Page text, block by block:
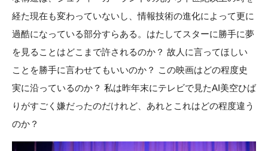
経た現在も変わっていないし、情報技術の進化によって更に
過酷になっている部分すらある。はたしてスターに勝手に夢
を見ることはどこまで許されるのか？ 故人に言ってほしい
ことを勝手に言わせてもいいのか？ この映画はどの程度史
実に沿っているのか？ 私は昨年末にテレビで見たAI美空ひば
りがすごく嫌だったのだけれど、あれとこれはどの程度違う
のか？